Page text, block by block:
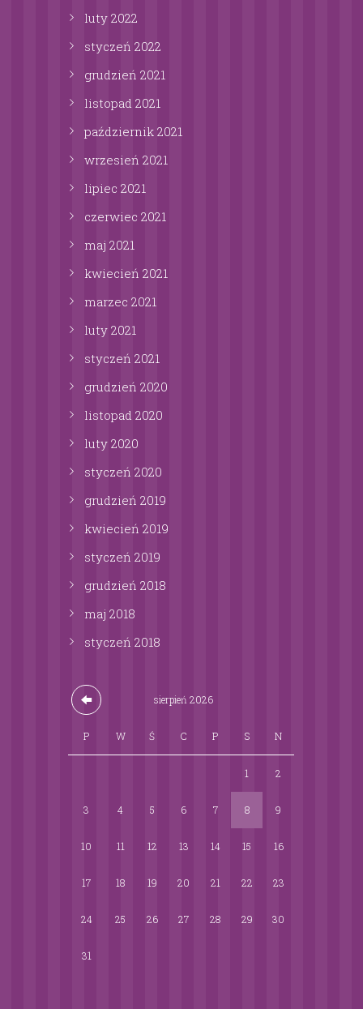
luty 2022
styczeń 2022
grudzień 2021
listopad 2021
październik 2021
wrzesień 2021
lipiec 2021
czerwiec 2021
maj 2021
kwiecień 2021
marzec 2021
luty 2021
styczeń 2021
grudzień 2020
listopad 2020
luty 2020
styczeń 2020
grudzień 2019
kwiecień 2019
styczeń 2019
grudzień 2018
maj 2018
styczeń 2018
sierpień2026
P W Ś C P S N
1 2
3 4 5 6 7 8 9
10 11 12 13 14 15 16
17 18 19 20 21 22 23
24 25 26 27 28 29 30
31